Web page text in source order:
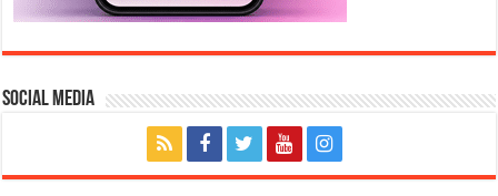
Social Media